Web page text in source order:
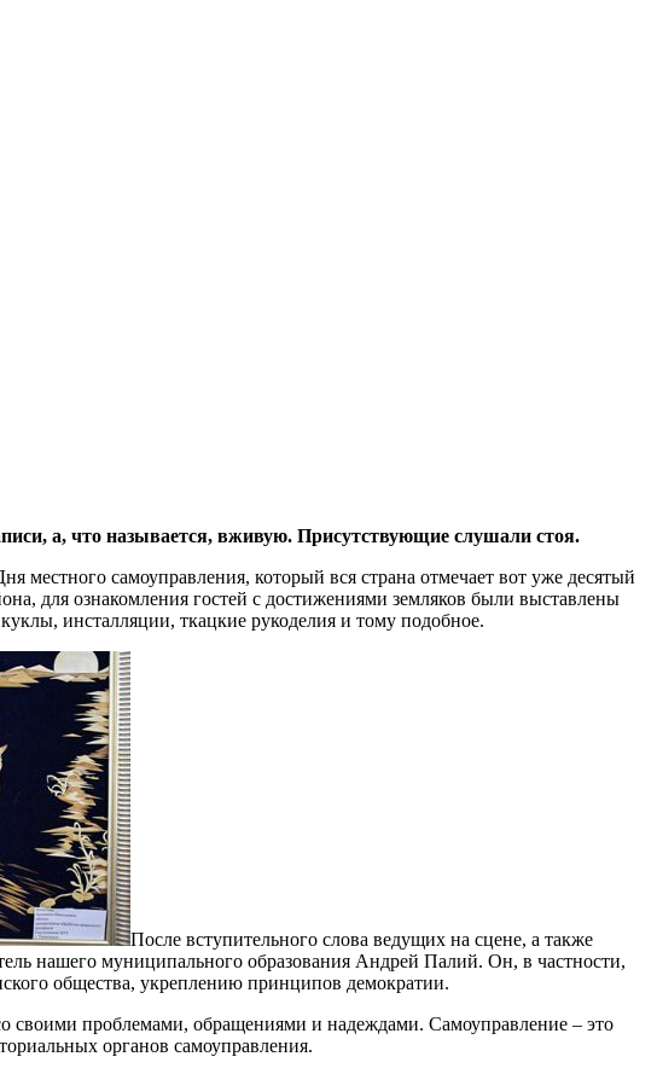
а, что называется, вживую. Присутствующие слушали стоя.
самоуправления, который вся страна отмечает вот уже десятый
для ознакомления гостей с достижениями земляков были выставлены
инсталляции, ткацкие рукоделия и тому подобное.
После вступительного слова ведущих на сцене, а также
нашего муниципального образования Андрей Палий. Он, в частности,
общества, укреплению принципов демократии.
своими проблемами, обращениями и надеждами. Самоуправление – это
органов самоуправления.